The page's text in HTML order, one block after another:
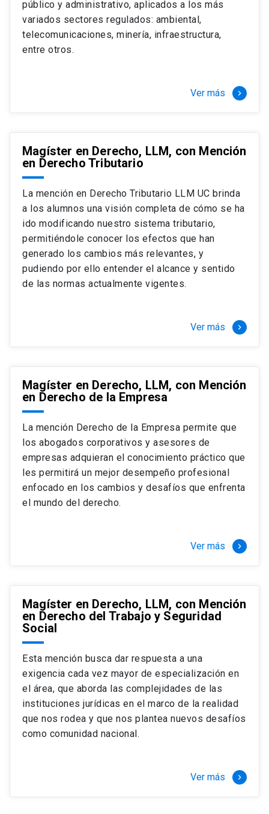
Si optas por la modalidad Full Time:
El LLM UC Full Time es una versión del programa
destinado principalmente a extranjeros, que permite
necesidades y expectativas profesionales, eligiendo
completamente al programa o compatibilizarás un
estudio intenso y exigente, con una muy baja carga
laboral, de marzo a noviembre, para dedicarte
completamente a la actividad de graduación de
diciembre a marzo.
2 cursos mínimos (10 créditos) Primer
semestre
+ 5 cursos a elección (50 créditos) Primer
semestre
+ 4 cursos a elección (40 créditos)
tres meses a tiempo completo (20
Juan Ignacio Piña Rochefort
Director Magíster en Derecho, LLM UC
público y administrativo, aplicados a los más
variados sectores regulados: ambiental,
telecomunicaciones, minería, infraestructura,
entre otros.
Ver más keyboard_arrow_right
Magíster en Derecho, LLM, con Mención
en Derecho Tributario
La mención en Derecho Tributario LLM UC brinda
a los alumnos una visión completa de cómo se ha
ido modificando nuestro sistema tributario,
permitiéndole conocer los efectos que han
generado los cambios más relevantes, y
pudiendo por ello entender el alcance y sentido
de las normas actualmente vigentes.
Ver más keyboard_arrow_right
Magíster en Derecho, LLM, con Mención
en Derecho de la Empresa
La mención Derecho de la Empresa permite que
los abogados corporativos y asesores de
empresas adquieran el conocimiento práctico que
les permitirá un mejor desempeño profesional
enfocado en los cambios y desafíos que enfrenta
el mundo del derecho.
Ver más keyboard_arrow_right
Magíster en Derecho, LLM, con Mención
en Derecho del Trabajo y Seguridad
Social
Esta mención busca dar respuesta a una
exigencia cada vez mayor de especialización en
el área, que aborda las complejidades de las
instituciones jurídicas en el marco de la realidad
que nos rodea y que nos plantea nuevos desafíos
como comunidad nacional.
Ver más keyboard_arrow_right